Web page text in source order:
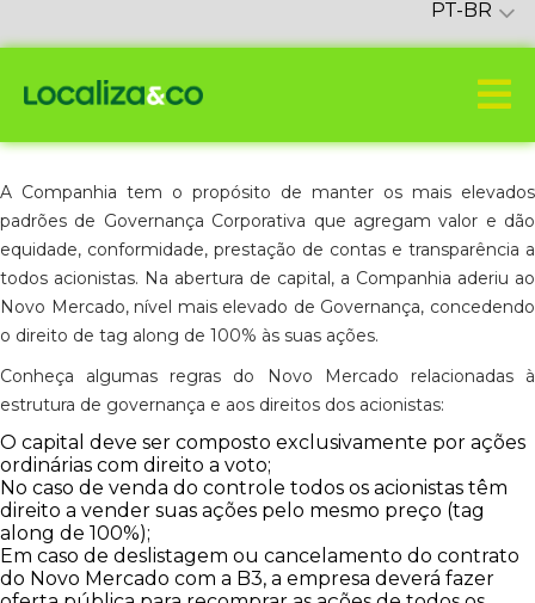
PT-BR
A Companhia tem o propósito de manter os mais elevados
padrões de Governança Corporativa que agregam valor e dão
equidade, conformidade, prestação de contas e transparência a
todos acionistas. Na abertura de capital, a Companhia aderiu ao
Novo Mercado, nível mais elevado de Governança, concedendo
o direito de tag along de 100% às suas ações.
Conheça algumas regras do Novo Mercado relacionadas à
estrutura de governança e aos direitos dos acionistas:
O capital deve ser composto exclusivamente por ações
ordinárias com direito a voto;
No caso de venda do controle todos os acionistas têm
direito a vender suas ações pelo mesmo preço (tag
along de 100%);
Em caso de deslistagem ou cancelamento do contrato
do Novo Mercado com a B3, a empresa deverá fazer